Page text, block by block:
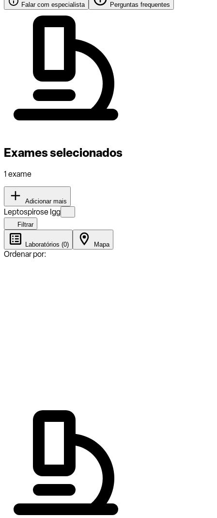
Falar com especialista Perguntas frequentes
Exames selecionados
1 exame
Adicionar mais
Leptospirose Igg
Filtrar
Laboratórios (0) Mapa
Ordenar por: